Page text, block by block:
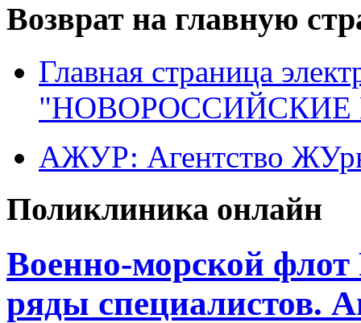
Возврат на главную
Главная страница
"НОВОРОССИЙСКИЕ
АЖУР: Агентство
Поликлиника онлайн
Военно-морской
ряды специалистов.